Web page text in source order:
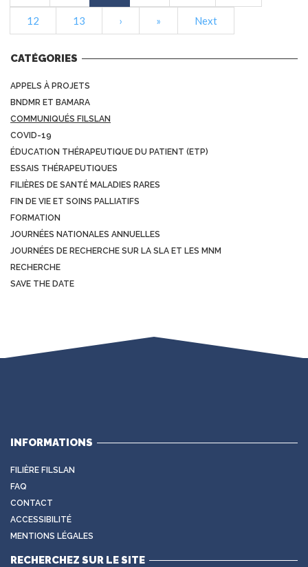
12 13 › » Next
CATÉGORIES
APPELS À PROJETS
BNDMR ET BAMARA
COMMUNIQUÉS FILSLAN
COVID-19
ÉDUCATION THÉRAPEUTIQUE DU PATIENT (ETP)
ESSAIS THÉRAPEUTIQUES
FILIÈRES DE SANTÉ MALADIES RARES
FIN DE VIE ET SOINS PALLIATIFS
FORMATION
JOURNÉES NATIONALES ANNUELLES
JOURNÉES DE RECHERCHE SUR LA SLA ET LES MNM
RECHERCHE
SAVE THE DATE
INFORMATIONS
FILIÈRE FILSLAN
FAQ
CONTACT
ACCESSIBILITÉ
MENTIONS LÉGALES
RECHERCHEZ SUR LE SITE